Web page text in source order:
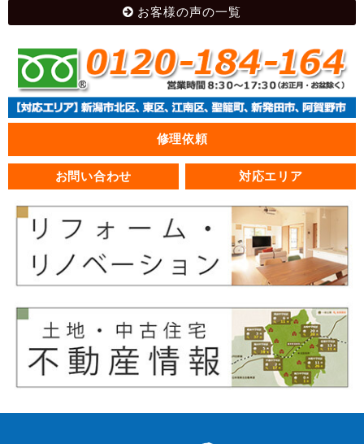
お客様の声の一覧
修理依頼
お問い合わせ 対応エリア